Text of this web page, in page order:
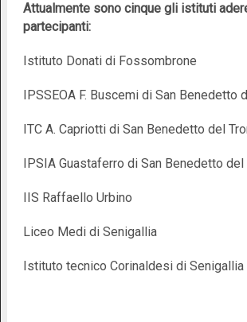
Attualmente sono cinque gli istituti
partecipanti:
Istituto Donati di Fossombrone
IPSSEOA F. Buscemi di San Benedetto
ITC A. Capriotti di San Benedetto del
IPSIA Guastaferro di San Benedetto del
IIS Raffaello Urbino
Liceo Medi di Senigallia
Istituto tecnico Corinaldesi di Senigallia